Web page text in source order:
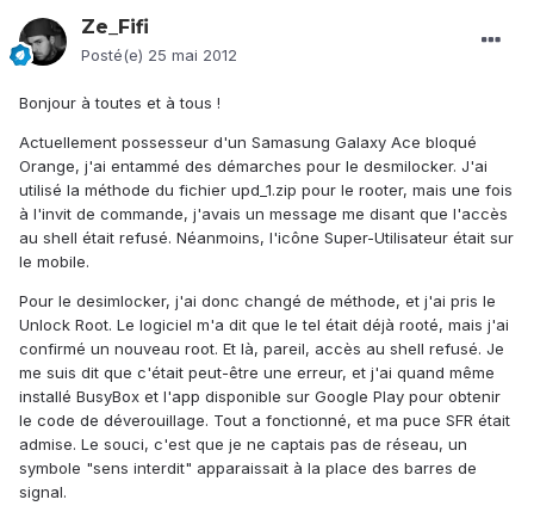
Ze_Fifi
Posté(e) 25 mai 2012
Bonjour à toutes et à tous !
Actuellement possesseur d'un Samasung Galaxy Ace bloqué
Orange, j'ai entammé des démarches pour le desmilocker. J'ai
utilisé la méthode du fichier upd_1.zip pour le rooter, mais une fois
à l'invit de commande, j'avais un message me disant que l'accès
au shell était refusé. Néanmoins, l'icône Super-Utilisateur était sur
le mobile.
Pour le desimlocker, j'ai donc changé de méthode, et j'ai pris le
Unlock Root. Le logiciel m'a dit que le tel était déjà rooté, mais j'ai
confirmé un nouveau root. Et là, pareil, accès au shell refusé. Je
me suis dit que c'était peut-être une erreur, et j'ai quand même
installé BusyBox et l'app disponible sur Google Play pour obtenir
le code de déverouillage. Tout a fonctionné, et ma puce SFR était
admise. Le souci, c'est que je ne captais pas de réseau, un
symbole "sens interdit" apparaissait à la place des barres de
signal.